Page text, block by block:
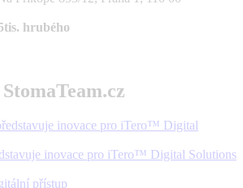
hrubého
inovace pro iTero™ Digital Solutions
přístup